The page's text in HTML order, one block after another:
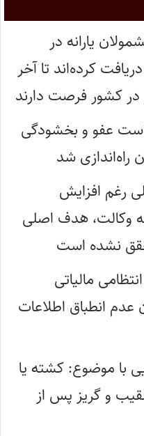
یارانه در
کرده‌اند تا آخر
در کشور فرصت دارند
عفو و بخشودگی
راه‌اندازی شد
رغم افزایش
وکالت، هدف اصلی
نشده است
مالیاتی
انطباق اطلاعات
موضوع: کشته یا
و گریز پس از